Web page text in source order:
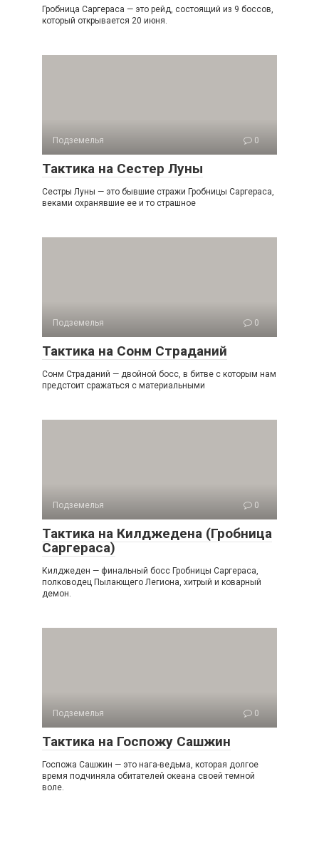
Гробница Саргераса — это рейд, состоящий из 9 боссов,
который открывается 20 июня.
Подземелья 0
Тактика на Сестер Луны
Сестры Луны — это бывшие стражи Гробницы Саргераса,
веками охранявшие ее и то страшное
Подземелья 0
Тактика на Сонм Страданий
Сонм Страданий — двойной босс, в битве с которым нам
предстоит сражаться с материальными
Подземелья 0
Тактика на Килджедена (Гробница
Саргераса)
Килджеден — финальный босс Гробницы Саргераса,
полководец Пылающего Легиона, хитрый и коварный
демон.
Подземелья 0
Тактика на Госпожу Сашжин
Госпожа Сашжин — это нага-ведьма, которая долгое
время подчиняла обитателей океана своей темной
воле.